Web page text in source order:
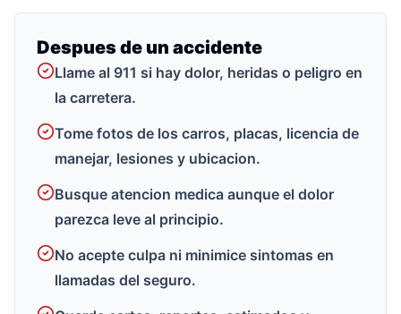
Despues de un accidente
Llame al 911 si hay dolor, heridas o peligro en
la carretera.
Tome fotos de los carros, placas, licencia de
manejar, lesiones y ubicacion.
Busque atencion medica aunque el dolor
parezca leve al principio.
No acepte culpa ni minimice sintomas en
llamadas del seguro.